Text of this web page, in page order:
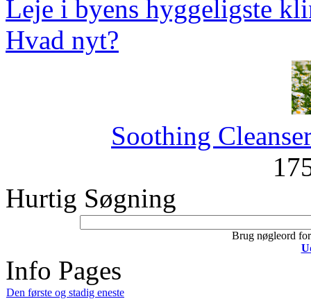
Leje i byens hyggeligste
Hvad nyt?
Soothing
Hurtig Søgning
Brug nøgleord
Info Pages
Den første og stadig eneste